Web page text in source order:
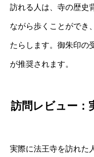
訪れる人は、寺の歴史
ながら歩くことができ
たらします。御朱印の
が推奨されます。
訪問レビュー：
実際に法王寺を訪れた